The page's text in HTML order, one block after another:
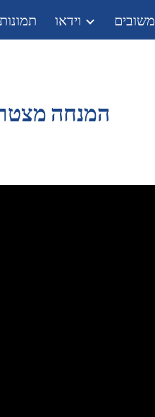
Skip to navigation תמונות וידאו משובים
המנחה